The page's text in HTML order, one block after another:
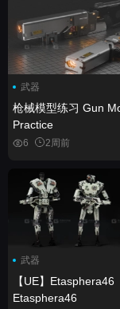
武器
枪械模型练习 Gun
Practice
6 2周前
武器
【UE】Etasphera46
Etasphera46